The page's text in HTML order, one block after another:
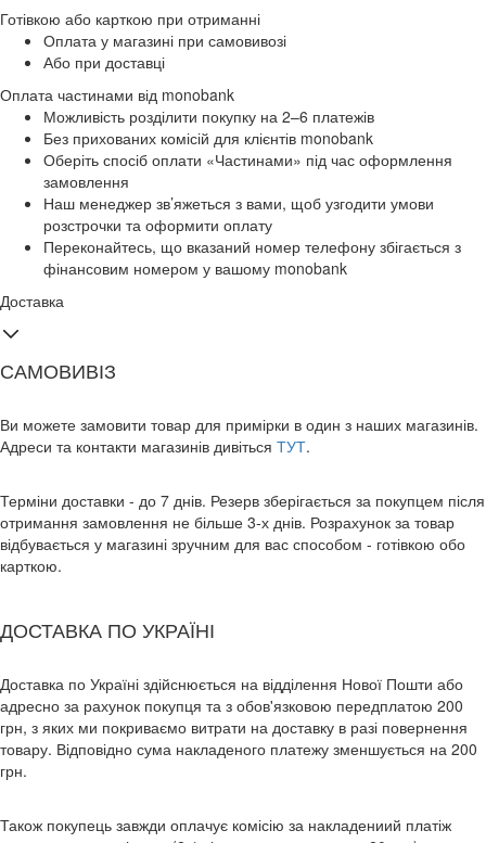
Готівкою або карткою при отриманні
Оплата у магазині при самовивозі
Або при доставці
Оплата частинами від monobank
Можливість розділити покупку на 2–6 платежів
Без прихованих комісій для клієнтів monobank
Оберіть спосіб оплати «Частинами» під час оформлення
замовлення
Наш менеджер зв’яжеться з вами, щоб узгодити умови
розстрочки та оформити оплату
Переконайтесь, що вказаний номер телефону збігається з
фінансовим номером у вашому monobank
Доставка
САМОВИВІЗ
Ви можете замовити товар для примірки в один з наших магазинів.
Адреси та контакти магазинів дивіться ТУТ.
Терміни доставки - до 7 днів. Резерв зберігається за покупцем після
отримання замовлення не більше 3-х днів. Розрахунок за товар
відбувається у магазині зручним для вас способом - готівкою обо
карткою.
ДОСТАВКА ПО УКРАЇНІ
Доставка по Україні здійснюється на відділення Нової Пошти або
адресно за рахунок покупця та з обов'язковою передплатою 200
грн, з яких ми покриваємо витрати на доставку в разі повернення
товару. Відповідно сума накладеного платежу зменшується на 200
грн.
Також покупець завжди оплачує комісію за накладениий платіж